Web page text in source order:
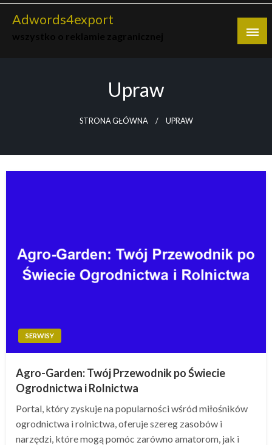
Skip
Adwords4export
Upraw
STRONA GŁÓWNA UPRAW
SERWISY
Agro-Garden: Twój Przewodnik po Świecie
Ogrodnictwa i Rolnictwa
Portal, który zyskuje na popularności wśród miłośników
ogrodnictwa i rolnictwa, oferuje szereg zasobów i
narzędzi, które mogą pomóc zarówno amatorom, jak i